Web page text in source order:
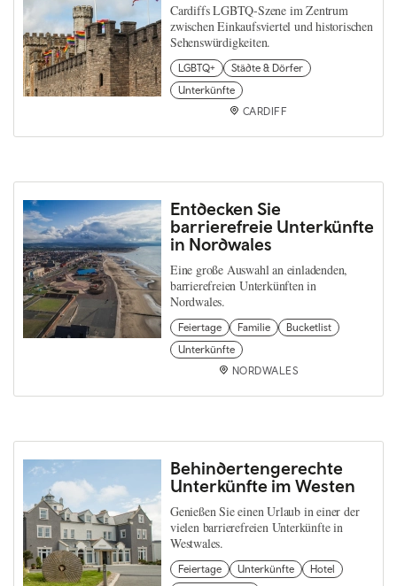
Cardiffs LGBTQ-Szene im Zentrum
zwischen Einkaufsviertel und historischen
Sehenswürdigkeiten.
LGBTQ+
Städte & Dörfer
Unterkünfte
CARDIFF
Entdecken Sie
barrierefreie Unterkünfte
in Nordwales
Eine große Auswahl an einladenden,
barrierefreien Unterkünften in
Nordwales.
Feiertage Familie
Bucketlist
Unterkünfte
NORDWALES
Behindertengerechte
Unterkünfte im Westen
Genießen Sie einen Urlaub in einer der
vielen barrierefreien Unterkünfte in
Westwales.
Feiertage Unterkünfte
Hotel